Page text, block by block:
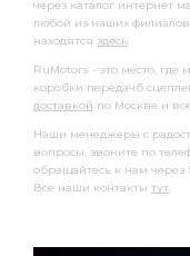
через каталог интернет
любой из наших
находятся здесь.
RuMotors - это место, где
коробки передачб
доставкой по Москве и
Наши менеджеры с
вопросы, звоните по
обращайтесь к нам через
Все наши контакты тут.